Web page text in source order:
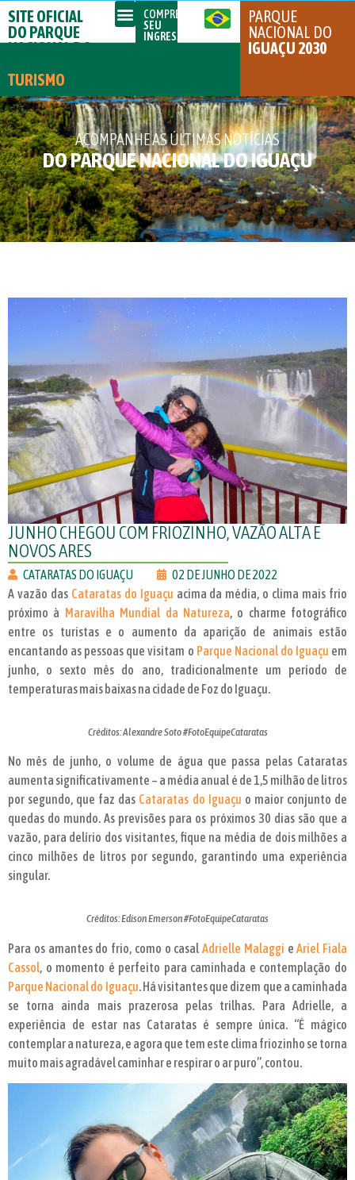
SITE OFICIAL
DO PARQUE
NACIONAL DO
TURISMO
COMPRE
SEU
INGRESSO
PARQUE
NACIONAL DO
IGUAÇU 2030
ACOMPANHE AS ÚLTIMAS NOTÍCIAS
DO PARQUE NACIONAL DO IGUAÇU
JUNHO CHEGOU COM FRIOZINHO, VAZÃO ALTA E
NOVOS ARES
CATARATAS DO IGUAÇU
02 DE JUNHO DE 2022
A vazão das Cataratas do Iguaçu acima da média, o clima mais frio
próximo à Maravilha Mundial da Natureza, o charme fotográfico
entre os turistas e o aumento da aparição de animais estão
encantando as pessoas que visitam o Parque Nacional do Iguaçu em
junho, o sexto mês do ano, tradicionalmente um período de
temperaturas mais baixas na cidade de Foz do Iguaçu.
Créditos: Alexandre Soto #FotoEquipeCataratas
No mês de junho, o volume de água que passa pelas Cataratas
aumenta significativamente – a média anual é de 1,5 milhão de litros
por segundo, que faz das Cataratas do Iguaçu o maior conjunto de
quedas do mundo. As previsões para os próximos 30 dias são que a
vazão, para delírio dos visitantes, fique na média de dois milhões a
cinco milhões de litros por segundo, garantindo uma experiência
singular.
Créditos: Edison Emerson #FotoEquipeCataratas
Para os amantes do frio, como o casal Adrielle Malaggi eAriel Fiala
Cassol, o momento é perfeito para caminhada e contemplação do
Parque Nacional do Iguaçu. Há visitantes que dizem que a caminhada
se torna ainda mais prazerosa pelas trilhas. Para Adrielle, a
experiência de estar nas Cataratas é sempre única. “É mágico
contemplar a natureza, e agora que tem este clima friozinho se torna
muito mais agradável caminhar e respirar o ar puro”, contou.